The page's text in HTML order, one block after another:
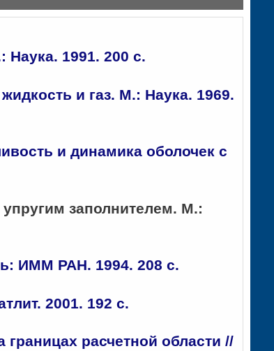
1991. 200 с.
и газ. М.: Наука. 1969.
и динамика оболочек с
заполнителем. М.:
ИММ РАН. 1994. 208 с.
2001. 192 с.
расчетной области //